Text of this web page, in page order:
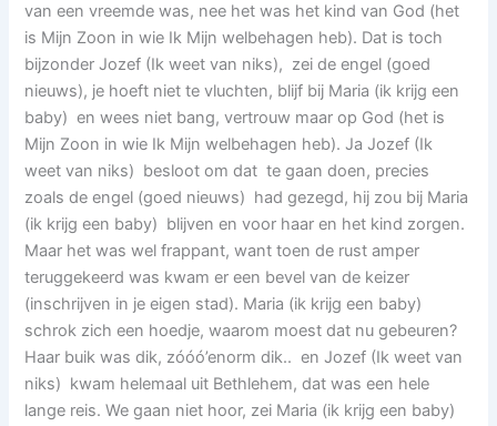
van een vreemde was, nee het was het kind van God (het
is Mijn Zoon in wie Ik Mijn welbehagen heb). Dat is toch
bijzonder Jozef (Ik weet van niks), zei de engel (goed
nieuws), je hoeft niet te vluchten, blijf bij Maria (ik krijg een
baby) en wees niet bang, vertrouw maar op God (het is
Mijn Zoon in wie Ik Mijn welbehagen heb). Ja Jozef (Ik
weet van niks) besloot om dat te gaan doen, precies
zoals de engel (goed nieuws) had gezegd, hij zou bij Maria
(ik krijg een baby) blijven en voor haar en het kind zorgen.
Maar het was wel frappant, want toen de rust amper
teruggekeerd was kwam er een bevel van de keizer
(inschrijven in je eigen stad). Maria (ik krijg een baby)
schrok zich een hoedje, waarom moest dat nu gebeuren?
Haar buik was dik, zóóó’enorm dik.. en Jozef (Ik weet van
niks) kwam helemaal uit Bethlehem, dat was een hele
lange reis. We gaan niet hoor, zei Maria (ik krijg een baby)